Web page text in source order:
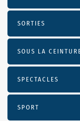
SORTIES
SOUS LA
SPECTACLES
SPORT